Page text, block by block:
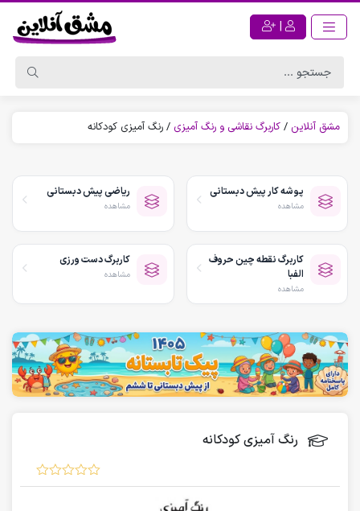
|
مشق آنلاین / کاربرگ نقاشی و رنگ آمیزی / رنگ آمیزی کودکانه
پوشه کار پیش دبستانی
مشاهده
ریاضی پیش دبستانی
مشاهده
کاربرگ نقطه چین حروف
الفبا
مشاهده
کاربرگ دست ورزی
مشاهده
رنگ آمیزی کودکانه